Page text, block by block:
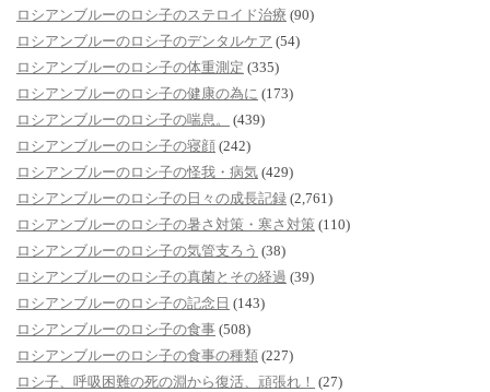
ロシアンブルーのロシ子のステロイド治療 (90)
ロシアンブルーのロシ子のデンタルケア (54)
ロシアンブルーのロシ子の体重測定 (335)
ロシアンブルーのロシ子の健康の為に (173)
ロシアンブルーのロシ子の喘息。
(439)
ロシアンブルーのロシ子の寝顔 (242)
ロシアンブルーのロシ子の怪我・病気 (429)
ロシアンブルーのロシ子の日々の成長記録 (2,761)
ロシアンブルーのロシ子の暑さ対策・寒さ対策 (110)
ロシアンブルーのロシ子の気管支ろう (38)
ロシアンブルーのロシ子の真菌とその経過 (39)
ロシアンブルーのロシ子の記念日 (143)
ロシアンブルーのロシ子の食事 (508)
ロシアンブルーのロシ子の食事の種類 (227)
ロシ子、呼吸困難の死の淵から復活、頑張れ！ (27)